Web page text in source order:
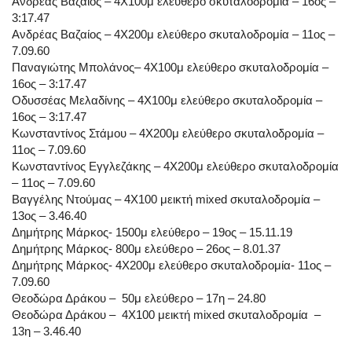
3:17.47
Ανδρέας Βαζαίος – 4Χ200μ ελεύθερο σκυταλοδρομία – 11ος –
7.09.60
Παναγιώτης Μπολάνος– 4Χ100μ ελεύθερο σκυταλοδρομία –
16ος – 3:17.47
Οδυσσέας Μελαδίνης – 4Χ100μ ελεύθερο σκυταλοδρομία –
16ος – 3:17.47
Κωνσταντίνος Στάμου – 4Χ200μ ελεύθερο σκυταλοδρομία –
11ος – 7.09.60
Κωνσταντίνος Εγγλεζάκης – 4Χ200μ ελεύθερο σκυταλοδρομία
– 11ος – 7.09.60
Βαγγέλης Ντούμας – 4Χ100 μεικτή mixed σκυταλοδρομία –
13ος – 3.46.40
Δημήτρης Μάρκος- 1500μ ελεύθερο – 19ος – 15.11.19
Δημήτρης Μάρκος- 800μ ελεύθερο – 26ος – 8.01.37
Δημήτρης Μάρκος- 4Χ200μ ελεύθερο σκυταλοδρομία- 11ος –
7.09.60
Θεοδώρα Δράκου – 50μ ελεύθερο – 17η – 24.80
Θεοδώρα Δράκου – 4Χ100 μεικτή mixed σκυταλοδρομία –
13η – 3.46.40